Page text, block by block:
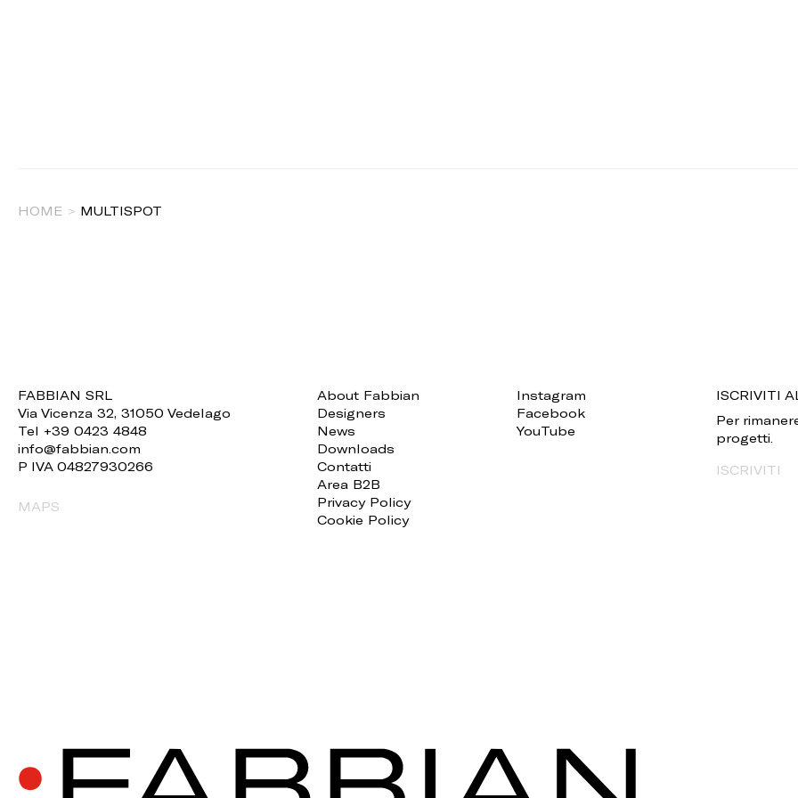
HOME > MULTISPOT
FABBIAN SRL
Via Vicenza 32, 31050 Vedelago
Tel +39 0423 4848
info@fabbian.com
P IVA 04827930266
MAPS
About Fabbian
Designers
News
Downloads
Contatti
Area B2B
Privacy Policy
Cookie Policy
Instagram
Facebook
YouTube
ISCRIVITI
Per
progetti.
ISCRIVITI